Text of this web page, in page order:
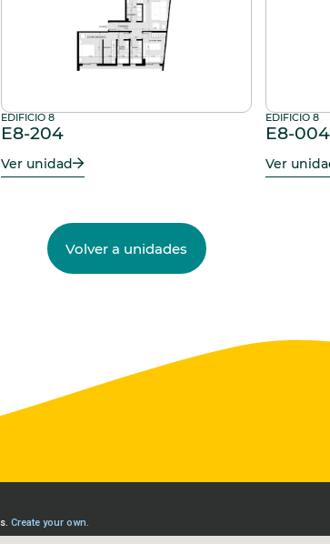
EDIFICIO 8
E8-204
Ver unidad
EDIFICIO 8
E8-004
Ver
Volver a unidades